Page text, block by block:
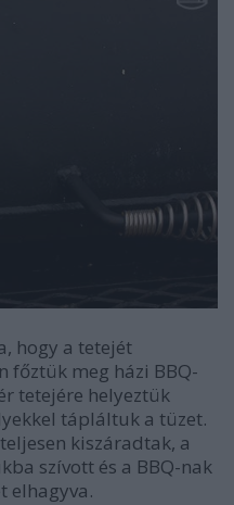
hogy a tetejét
főztük meg házi BBQ-
tetejére helyeztük
tápláltuk a tüzet.
kiszáradtak, a
szívott és a BBQ-nak
elhagyva.